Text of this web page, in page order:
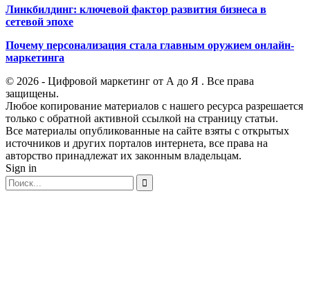
Линкбилдинг: ключевой фактор развития бизнеса в
сетевой эпохе
Почему персонализация стала главным оружием онлайн-
маркетинга
© 2026 - Цифровой маркетинг от А до Я . Все права
защищены.
Любое копирование материалов с нашего ресурса разрешается
только с обратной активной ссылкой на страницу статьи.
Все материалы опубликованные на сайте взяты с открытых
источников и других порталов интернета, все права на
авторство принадлежат их законным владельцам.
Sign in